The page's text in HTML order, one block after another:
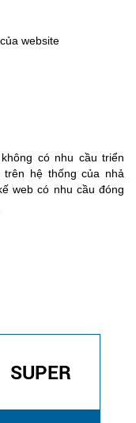
website
có nhu cầu triển
hệ thống của nhả
web có nhu cầu đóng
SUPER